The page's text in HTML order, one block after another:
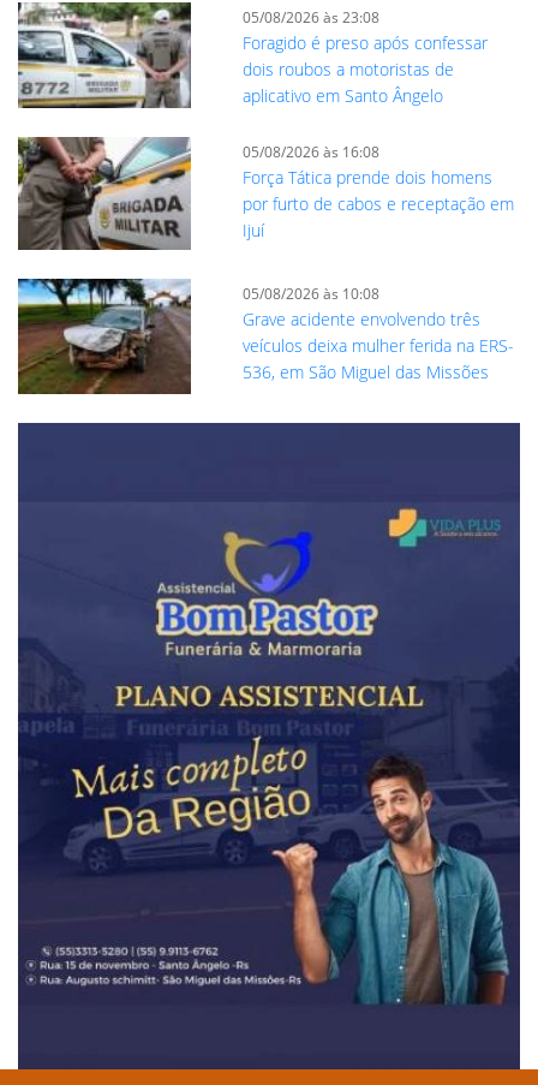
05/08/2026 às 23:08
Foragido é preso após confessar
dois roubos a motoristas de
aplicativo em Santo Ângelo
05/08/2026 às 16:08
Força Tática prende dois homens
por furto de cabos e receptação em
Ijuí
05/08/2026 às 10:08
Grave acidente envolvendo três
veículos deixa mulher ferida na ERS-
536, em São Miguel das Missões